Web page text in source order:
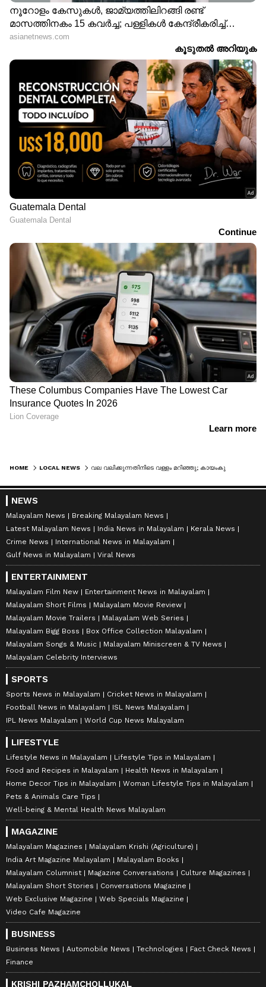
HOME LOCAL NEWS
NEWS
Malayalam News
Breaking Malayalam News
Latest Malayalam News
India News in Malayalam
Kerala News
Crime News
International News in Malayalam
Gulf News in Malayalam
Viral News
ENTERTAINMENT
Malayalam Film New
Entertainment News in Malayalam
Malayalam Short Films
Malayalam Movie Review
Malayalam Movie Trailers
Malayalam Web Series
Malayalam Bigg Boss
Box Office Collection Malayalam
Malayalam Songs & Music
Malayalam Miniscreen & TV News
Malayalam Celebrity Interviews
SPORTS
Sports News in Malayalam
Cricket News in Malayalam
Football News in Malayalam
ISL News Malayalam
IPL News Malayalam
World Cup News Malayalam
LIFESTYLE
Lifestyle News in Malayalam
Lifestyle Tips in Malayalam
Food and Recipes in Malayalam
Health News in Malayalam
Home Decor Tips in Malayalam
Woman Lifestyle Tips in Malayalam
Pets & Animals Care Tips
Well-being & Mental Health News Malayalam
MAGAZINE
Malayalam Magazines
Malayalam Krishi (Agriculture)
India Art Magazine Malayalam
Malayalam Books
Malayalam Columnist
Magazine Conversations
Culture Magazines
Malayalam Short Stories
Conversations Magazine
Web Exclusive Magazine
Web Specials Magazine
Video Cafe Magazine
BUSINESS
Business News Automobile News Technologies
Fact Check News
Finance
KRISHI PAZHAMCHOLLUKAL